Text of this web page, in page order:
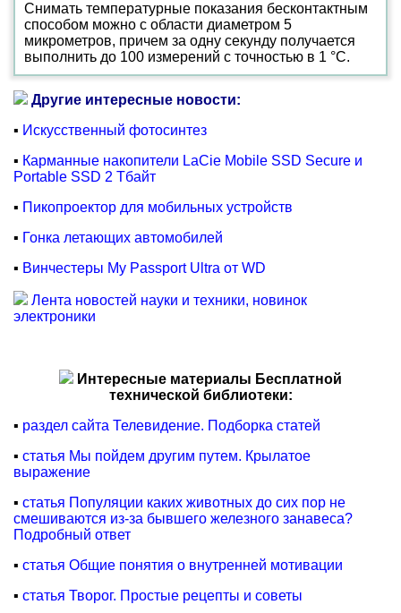
Снимать температурные показания бесконтактным
способом можно с области диаметром 5
микрометров, причем за одну секунду получается
выполнить до 100 измерений с точностью в 1 °C.
Другие интересные новости:
▪ Искусственный фотосинтез
▪ Карманные накопители LaCie Mobile SSD Secure и
Portable SSD 2 Тбайт
▪ Пикопроектор для мобильных устройств
▪ Гонка летающих автомобилей
▪ Винчестеры My Passport Ultra от WD
Лента новостей науки и техники, новинок
электроники
Интересные материалы Бесплатной
технической библиотеки:
▪ раздел сайта Телевидение. Подборка статей
▪ статья Мы пойдем другим путем. Крылатое
выражение
▪ статья Популяции каких животных до сих пор не
смешиваются из-за бывшего железного занавеса?
Подробный ответ
▪ статья Общие понятия о внутренней мотивации
▪ статья Творог. Простые рецепты и советы